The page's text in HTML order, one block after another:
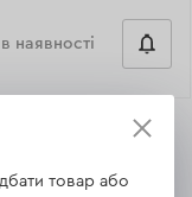
наявності
товар або